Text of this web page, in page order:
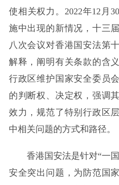
使相关权力。2022年12月
施中出现的新情况，十三
八次会议对香港国安法第
解释，阐明有关条款的含
行政区维护国家安全委员
的判断权、决定权，强调
效力，规范了特别行政区
中相关问题的方式和路径。
香港国安法是针对“一国
安全突出问题，为防范国